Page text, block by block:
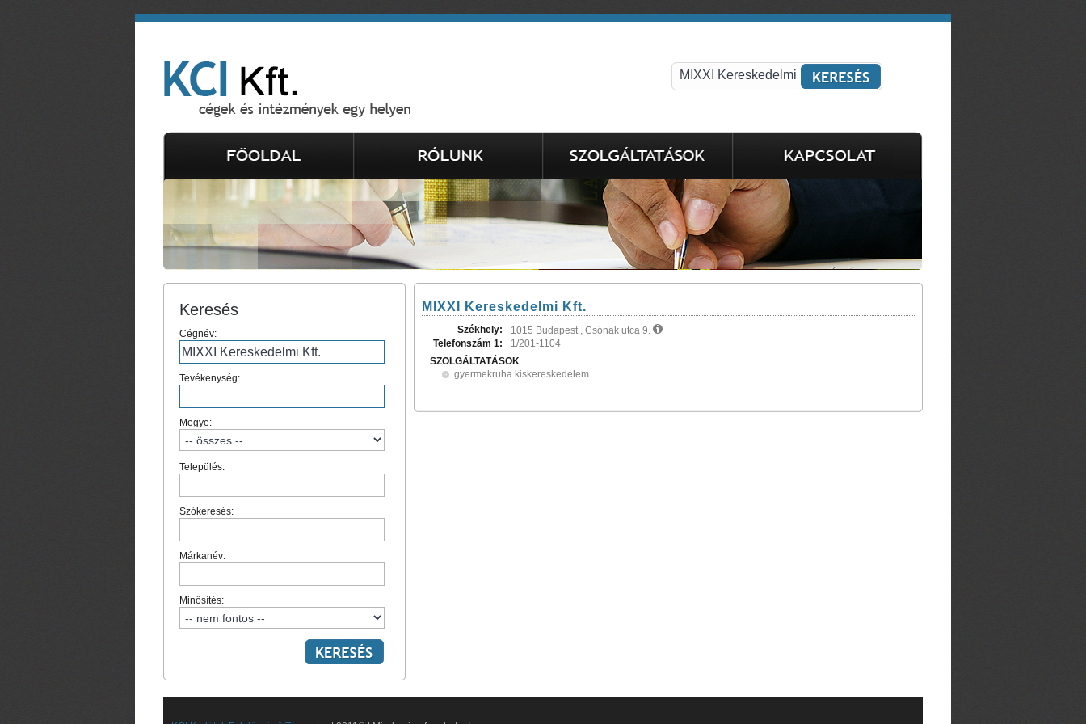
Keresés
Cégnév:
Tevékenység:
Megye:
Település:
Szókeresés:
Márkanév:
Minősítés:
MIXXI Kereskedelmi Kft.
Székhely:
1015 Budapest , Csónak utca 9.
Telefonszám 1:
1/201-1104
SZOLGÁLTATÁSOK
gyermekruha kiskereskedelem